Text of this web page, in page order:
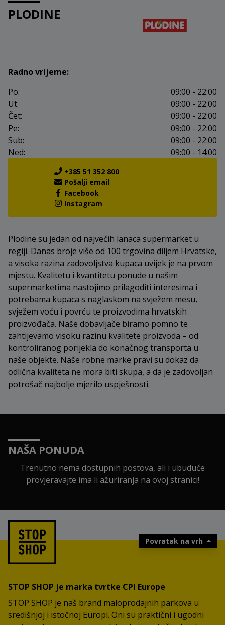
PLODINE
Radno vrijeme:
Po:
09:00 - 22:00
Ut:
09:00 - 22:00
Čet:
09:00 - 22:00
Pe:
09:00 - 22:00
Sub:
09:00 - 22:00
Ned:
09:00 - 14:00
+385 51 352 800
Pošalji email
Facebook
Instagram
Plodine su jedan od najvećih lanaca supermarket u
regiji. Danas broje više od 100 trgovina diljem Hrvatske,
a visoka razina zadovoljstva kupaca uvijek je na prvom
mjestu. Kvalitetu i kvantitetu ponude u našim
supermarketima nastojimo prilagoditi interesima i
potrebama kupaca s naglaskom na svježem mesu,
svježem voću i povrću te proizvodima hrvatskih
proizvođača. Naše dobavljače biramo pomno te
zahtijevamo visoku razinu kvalitete proizvoda – od
kontroliranog porijekla do konačnog transporta u
naše objekte. Naše robne marke pravi su dokaz da
odlična kvaliteta ne mora biti skupa, a da je zadovoljan
potrošač najbolje mjerilo uspješnosti.
NAŠA PONUDA
Trenutno nema dostupnih postova, ali i ubuduće
provjeravajte ima li ažuriranja na ovoj stranici!
Povratak na vrh
STOP SHOP je marka tvrtke CPI Europe
STOP SHOP je naš brand maloprodajnih parkova u
središnjoj i istočnoj Europi. Oni su praktični i ugodni